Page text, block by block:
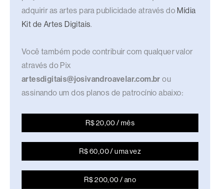
adquirir as artes para publicidade através do Mídia
Kit de Artes Digitais.
Você também pode contribuir com qualquer valor
através do Pix
artesdigitais@josivandroavelar.com.br ou
assinando um dos planos de patrocínio abaixo:
R$ 20,00 / mês
R$ 60,00 / uma vez
R$ 200,00 / ano